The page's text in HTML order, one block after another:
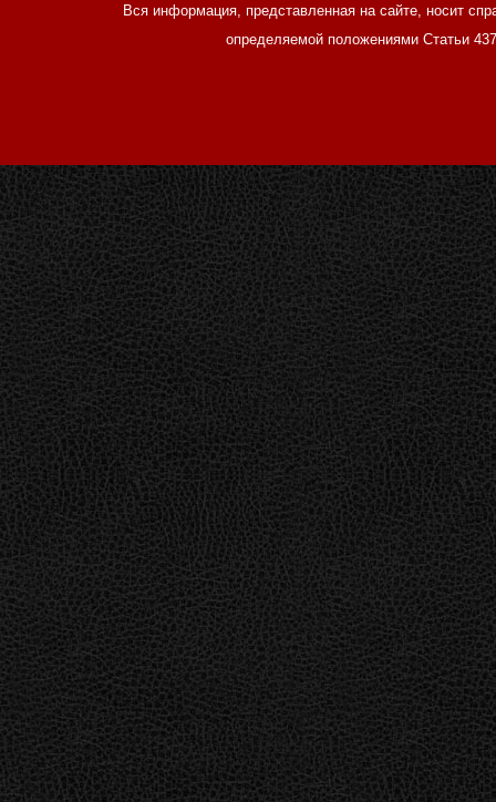
Вся информация, представленная на сайте, носит
определяемой положениями Статьи